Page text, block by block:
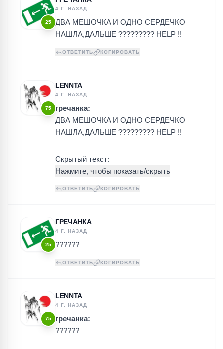
25
4 Г. НАЗАД
ДВА МЕШОЧКА И ОДНО СЕРДЕЧКО
НАШЛА,ДАЛЬШЕ ????????? HELP !!
ОТВЕТИТЬ КОПИРОВАТЬ
75
LENNTA
4 Г. НАЗАД
гречанка:
ДВА МЕШОЧКА И ОДНО СЕРДЕЧКО
НАШЛА,ДАЛЬШЕ ????????? HELP !!
Скрытый текст:
ОТВЕТИТЬ КОПИРОВАТЬ
25
ГРЕЧАНКА
4 Г. НАЗАД
??????
ОТВЕТИТЬ КОПИРОВАТЬ
75
LENNTA
4 Г. НАЗАД
гречанка:
??????